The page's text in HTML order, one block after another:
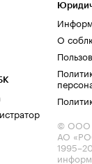
О
© ООО
АО